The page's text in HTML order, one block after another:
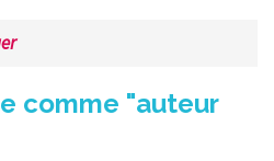
comme "auteur